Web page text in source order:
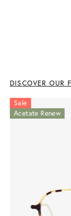
DISCOVER OUR
Sale
Acetate Renew